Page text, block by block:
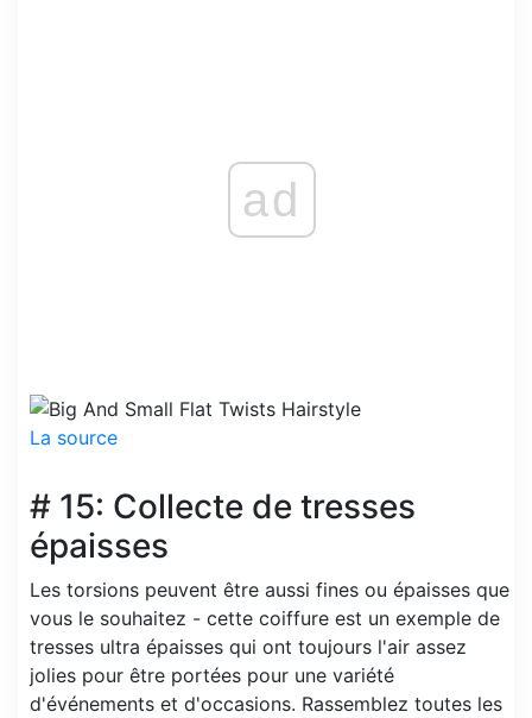
ad
La source
# 15: Collecte de tresses
épaisses
Les torsions peuvent être aussi fines ou épaisses que
vous le souhaitez - cette coiffure est un exemple de
tresses ultra épaisses qui ont toujours l'air assez
jolies pour être portées pour une variété
d'événements et d'occasions. Rassemblez toutes les